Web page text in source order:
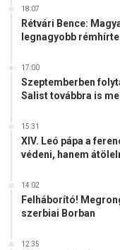
ö
18:07
Rétvári Bence:
legnagyobb
17:00
Szeptemberben
Salist továbbra is
15:31
XIV. Leó pápa a
védeni, hanem
14:02
Felháborító!
szerbiai Borban
12:35